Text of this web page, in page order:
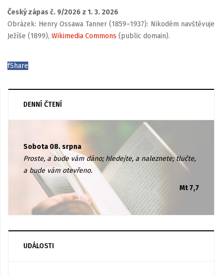
Český zápas č. 9/2026 z 1. 3. 2026
Obrázek: Henry Ossawa Tanner (1859–1937): Nikodém navštěvuje
Ježíše (1899), Wikimedia Commons (public domain).
fShare
DENNÍ ČTENÍ
Sobota 08. srpna
Proste, a bude vám dáno; hledejte, a naleznete; tlučte,
a bude vám otevřeno.
Mt 7,7
UDÁLOSTI